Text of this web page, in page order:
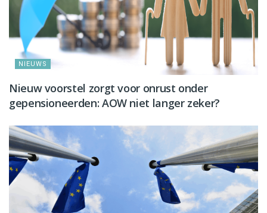
NIEUWS
Nieuw voorstel zorgt voor onrust onder
gepensioneerden: AOW niet langer zeker?